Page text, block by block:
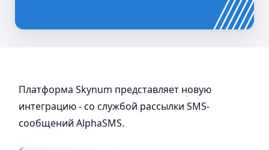
Платформа Skynum представляет новую
интеграцию - со службой рассылки SMS-
сообщений AlphaSMS.